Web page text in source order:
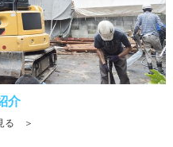
介
る ＞